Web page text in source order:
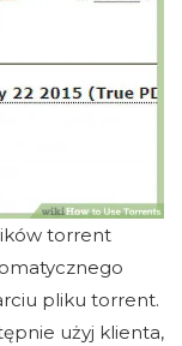
torrent
pliku torrent.
użyj klienta,